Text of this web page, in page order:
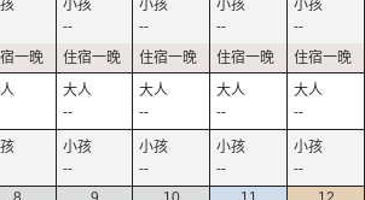
--
--
--
--
--
--
--
--
--
--
--
--